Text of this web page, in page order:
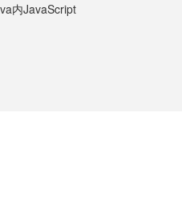
内JavaScript